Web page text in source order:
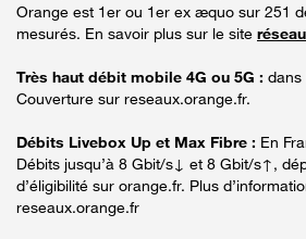
Orange est 1er ou 1er ex æquo sur 251
mesurés. En savoir plus sur le site
Très haut débit mobile 4G ou 5G : dans
Couverture sur reseaux.orange.fr.
Débits Livebox Up et Max Fibre : En
Débits jusqu’à 8 Gbit/s↓ et 8 Gbit/s↑,
d’éligibilité sur orange.fr. Plus
reseaux.orange.fr